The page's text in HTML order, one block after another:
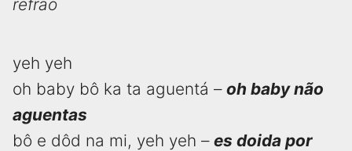
refrão
yeh yeh
oh baby bô ka ta aguentá – oh baby não
aguentas
bô e dôd na mi, yeh yeh – es doida por